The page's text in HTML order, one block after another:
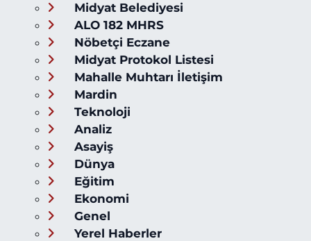
Midyat Belediyesi
ALO 182 MHRS
Nöbetçi Eczane
Midyat Protokol Listesi
Mahalle Muhtarı İletişim
Mardin
Teknoloji
Analiz
Asayiş
Dünya
Eğitim
Ekonomi
Genel
Yerel Haberler